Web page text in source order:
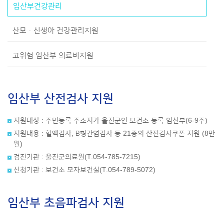
임산부건강관리
산모ㆍ신생아 건강관리지원
고위험 임산부 의료비지원
임산부 산전검사 지원
지원대상 : 주민등록 주소지가 울진군인 보건소 등록 임신부(6-9주)
지원내용 : 혈액검사, B형간염검사 등 21종의 산전검사쿠폰 지원 (8만
원)
검진기관 : 울진군의료원(T.054-785-7215)
신청기관 : 보건소 모자보건실(T.054-789-5072)
임산부 초음파검사 지원